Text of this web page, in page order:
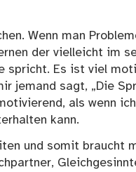
Wenn man
der vielleicht im
spricht. Es ist viel
jemand sagt, „Die
als wenn
kann.
und somit braucht